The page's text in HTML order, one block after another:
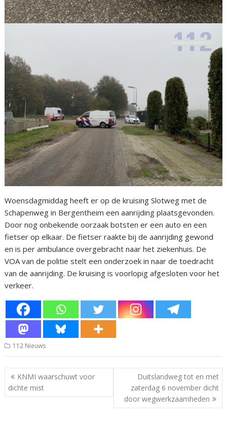
Woensdagmiddag heeft er op de kruising Slotweg met de
Schapenweg in Bergentheim een aanrijding plaatsgevonden.
Door nog onbekende oorzaak botsten er een auto en een
fietser op elkaar. De fietser raakte bij de aanrijding gewond
en is per ambulance overgebracht naar het ziekenhuis. De
VOA van de politie stelt een onderzoek in naar de toedracht
van de aanrijding. De kruising is voorlopig afgesloten voor het
verkeer.
112 Nieuws
Bericht
navigatie
KNMI waarschuwt voor
dichte mist
Duitslandweg tot en met
zaterdag 6 november dicht
door wegwerkzaamheden